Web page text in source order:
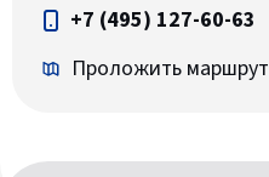
+7 (495) 127-60-63
Проложить маршрут